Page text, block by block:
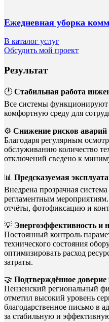
Ежедневная уборка
В каталог услуг
Обсудить мой проект
Результат
🕐 Стабильная работа
Все системы
комфортную среду для
⚙️ Снижение рисков аварий
Благодаря регулярным
обслуживанию количество
отключений сведено к
📊 Предсказуемая
Внедрена прозрачная
регламентным
отчёты, фотофиксацию и
💡 Энергоэффективность и
Постоянный контроль
технического состояния
оптимизировать расход
затраты.
🤝 Подтверждённое доверие
Пензенский региональный
отметил высокий уровень
благодарственное письмо
за стабильную и